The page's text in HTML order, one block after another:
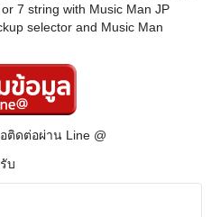
7 string with Music Man JP
selector and Music Man
ติดต่อผ่าน Line @
บ